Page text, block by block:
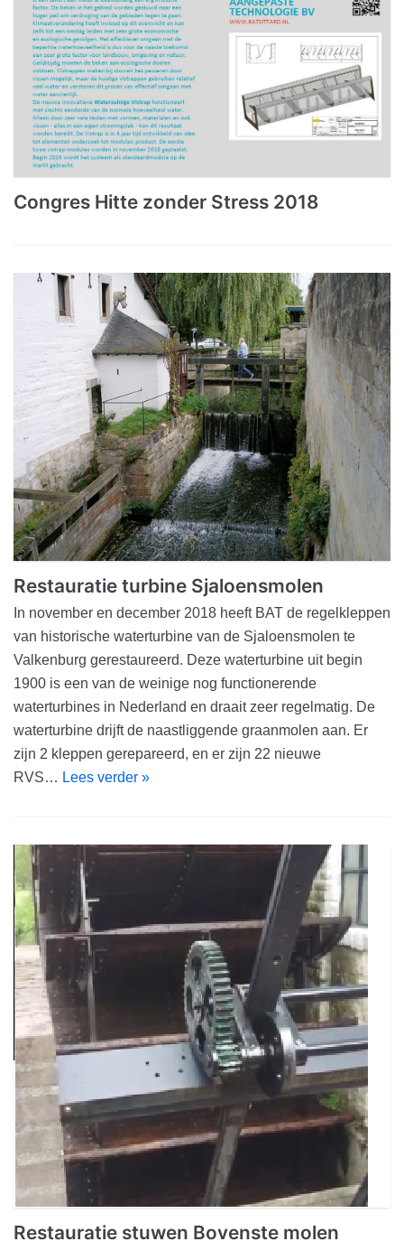
Congres Hitte zonder Stress 2018
Restauratie turbine Sjaloensmolen
In november en december 2018 heeft BAT de regelkleppen
van historische waterturbine van de Sjaloensmolen te
Valkenburg gerestaureerd. Deze waterturbine uit begin
1900 is een van de weinige nog functionerende
waterturbines in Nederland en draait zeer regelmatig. De
waterturbine drijft de naastliggende graanmolen aan. Er
zijn 2 kleppen gerepareerd, en er zijn 22 nieuwe
RVS… Lees verder »
Restauratie stuwen Bovenste molen